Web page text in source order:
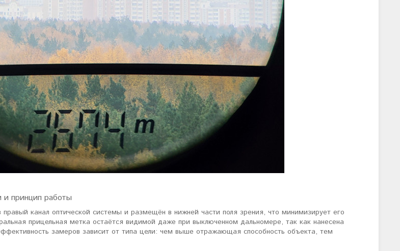
и принцип работы
канал оптической системы и размещён в нижней части поля зрения, что минимизирует его
прицельная метка остаётся видимой даже при выключенном дальномере, так как нанесена
замеров зависит от типа цели: чем выше отражающая способность объекта, тем